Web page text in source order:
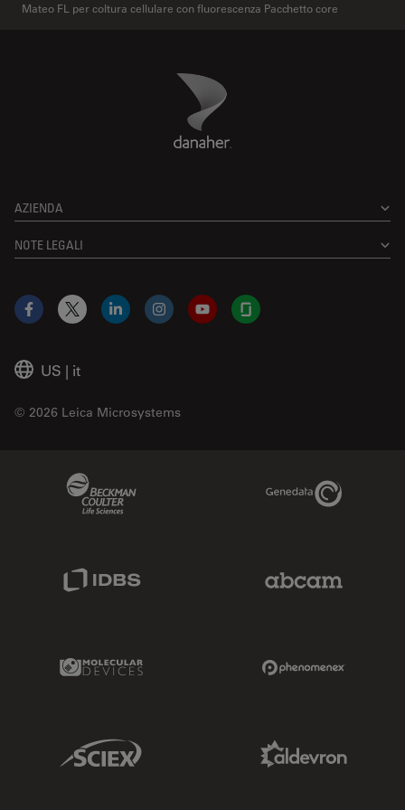
Mateo FL per coltura cellulare con fluorescenza Pacchetto core
Danaher Logo
AZIENDA
NOTE LEGALI
US | it
© 2026 Leica Microsystems
Facebook
X LinkedInInstagramYouTubeGlassdoor
Genedata Link
Molecular Devices Link
Sciex Link